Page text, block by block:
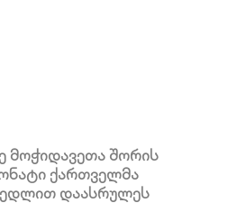
მოჭიდავეთა შორის
ქართველმა
დაასრულეს